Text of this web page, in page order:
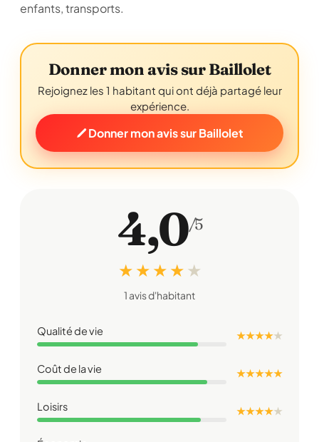
enfants, transports.
Donner mon avis sur Baillolet
Rejoignez les 1 habitant qui ont déjà partagé leur
expérience.
Donner mon avis sur Baillolet
4,0/5
★ ★ ★ ★ ★
1 avis d'habitant
Qualité de vie ★ ★ ★ ★★
Coût de la vie ★ ★ ★ ★ ★
Loisirs ★ ★ ★ ★★